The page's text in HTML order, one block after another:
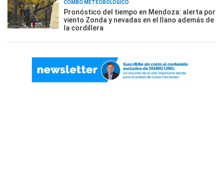
COMBO METEOROLÓGICO
Pronóstico del tiempo en Mendoza: alerta por
viento Zonda y nevadas en el llano además de
la cordillera